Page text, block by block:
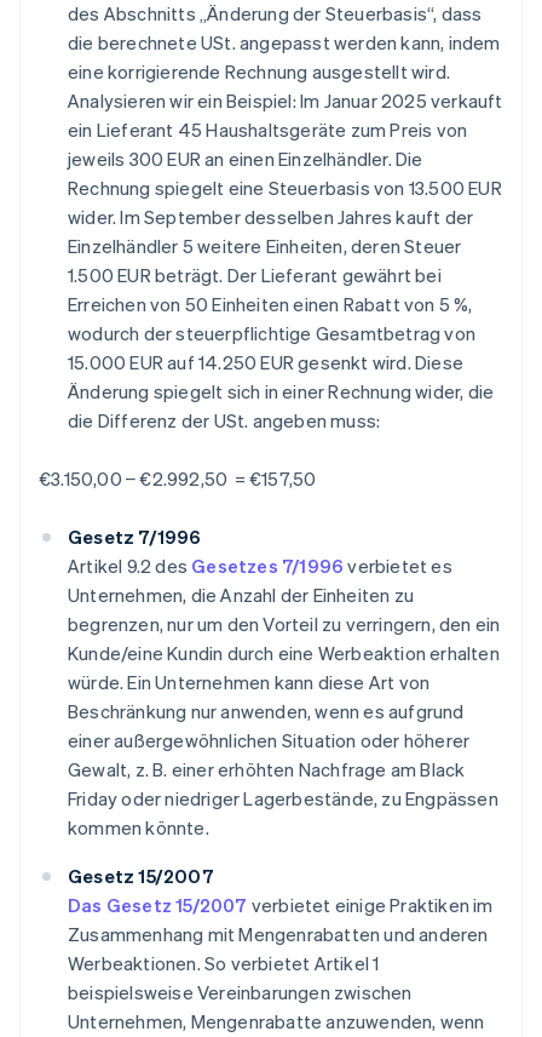
des Abschnitts „Änderung der Steuerbasis“, dass
die berechnete USt. angepasst werden kann, indem
eine korrigierende Rechnung ausgestellt wird.
Analysieren wir ein Beispiel: Im Januar 2025 verkauft
ein Lieferant 45 Haushaltsgeräte zum Preis von
jeweils 300 EUR an einen Einzelhändler. Die
Rechnung spiegelt eine Steuerbasis von 13.500 EUR
wider. Im September desselben Jahres kauft der
Einzelhändler 5 weitere Einheiten, deren Steuer
1.500 EUR beträgt. Der Lieferant gewährt bei
Erreichen von 50 Einheiten einen Rabatt von 5 %,
wodurch der steuerpflichtige Gesamtbetrag von
15.000 EUR auf 14.250 EUR gesenkt wird. Diese
Änderung spiegelt sich in einer Rechnung wider, die
die Differenz der USt. angeben muss:
€3.150,00 − €2.992,50 = €157,50
Gesetz 7/1996
Artikel 9.2 des Gesetzes 7/1996 verbietet es
Unternehmen, die Anzahl der Einheiten zu
begrenzen, nur um den Vorteil zu verringern, den ein
Kunde/eine Kundin durch eine Werbeaktion erhalten
würde. Ein Unternehmen kann diese Art von
Beschränkung nur anwenden, wenn es aufgrund
einer außergewöhnlichen Situation oder höherer
Gewalt, z. B. einer erhöhten Nachfrage am Black
Friday oder niedriger Lagerbestände, zu Engpässen
kommen könnte.
Gesetz 15/2007
Das Gesetz 15/2007 verbietet einige Praktiken im
Zusammenhang mit Mengenrabatten und anderen
Werbeaktionen. So verbietet Artikel 1
beispielsweise Vereinbarungen zwischen
Unternehmen, Mengenrabatte anzuwenden, wenn